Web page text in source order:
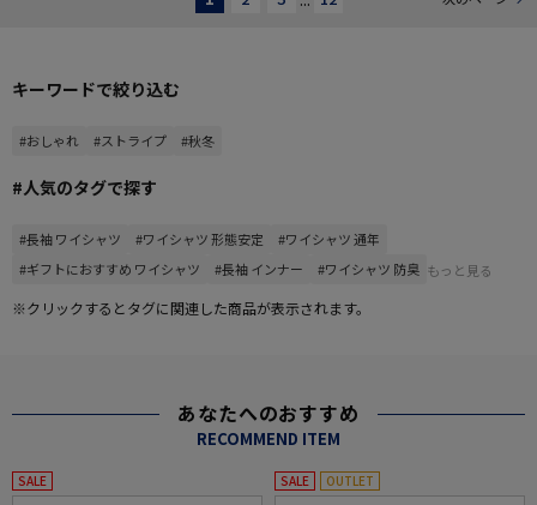
キーワードで絞り込む
#おしゃれ #ストライプ #秋冬
#人気のタグで探す
#長袖 ワイシャツ #ワイシャツ 形態安定
#ワイシャツ 通年
#ギフトにおすすめ ワイシャツ
#長袖 インナー #ワイシャツ 防臭 もっと見る
※クリックするとタグに関連した商品が表示されます。
あなたへのおすすめ
RECOMMEND ITEM
SALE SALE OUTLET